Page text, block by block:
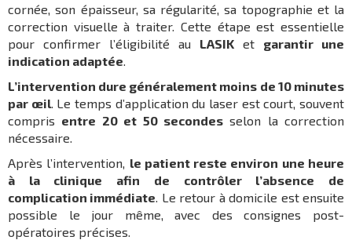
cornée, son épaisseur, sa régularité, sa topographie et la
correction visuelle à traiter. Cette étape est essentielle
pour confirmer l’éligibilité au LASIKet garantir une
indication adaptée.
L’intervention dure généralement moins de 10 minutes
par œil. Le temps d’application du laser est court, souvent
compris entre 20 et 50 secondesselon la correction
nécessaire.
Après l’intervention, le patient reste environ une heure
à la clinique afin de contrôler l’absence de
complication immédiate. Le retour à domicile est ensuite
possible le jour même, avec des consignes post-
opératoires précises.